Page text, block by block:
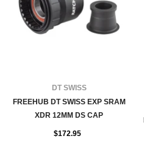
FOURNISSEUR:DT SWISS
FREEHUB DT SWISS EXP SRAM
XDR 12MM DS CAP
$172.95